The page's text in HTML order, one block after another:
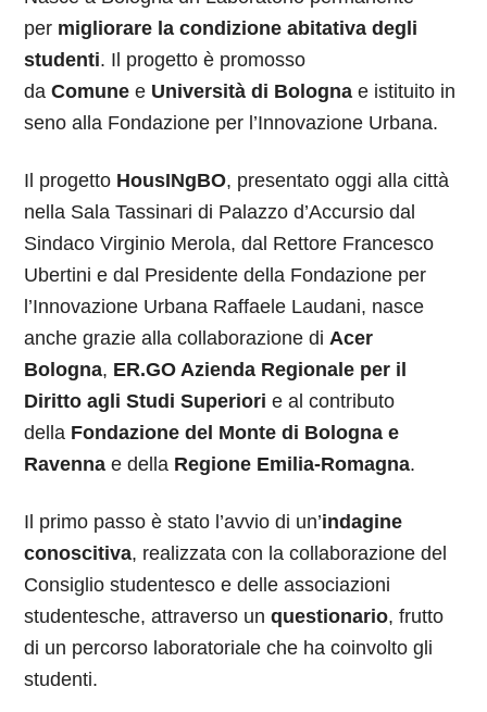
per migliorare la condizione abitativa degli
studenti. Il progetto è promosso
daComune e Università di Bologna e istituito in
seno alla Fondazione per l’Innovazione Urbana.
Il progetto HousINgBO, presentato oggi alla città
nella Sala Tassinari di Palazzo d’Accursio dal
Sindaco Virginio Merola, dal Rettore Francesco
Ubertini e dal Presidente della Fondazione per
l’Innovazione Urbana Raffaele Laudani, nasce
anche grazie alla collaborazione di Acer
Bologna, ER.GO Azienda Regionale per il
Diritto agli Studi Superiori e al contributo
della Fondazione del Monte di Bologna e
Ravenna e della Regione Emilia-Romagna.
Il primo passo è stato l’avvio di un’indagine
conoscitiva, realizzata con la collaborazione del
Consiglio studentesco e delle associazioni
studentesche, attraverso unquestionario, frutto
di un percorso laboratoriale che ha coinvolto gli
studenti.